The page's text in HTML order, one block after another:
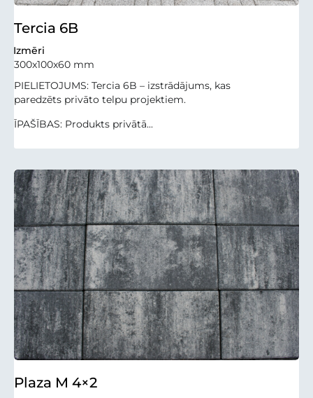
Tercia 6B
Izmēri
300x100x60 mm
PIELIETOJUMS: Tercia 6B – izstrādājums, kas
paredzēts privāto telpu projektiem.
ĪPAŠĪBAS: Produkts privātā...
Plaza M 4×2